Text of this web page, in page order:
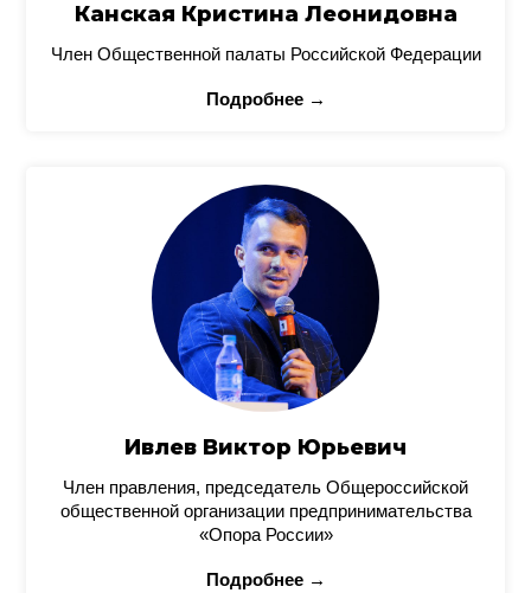
Канская Кристина Леонидовна
Член Общественной палаты Российской Федерации
Подробнее →
Ивлев Виктор Юрьевич
Член правления, председатель Общероссийской
общественной организации предпринимательства
«Опора России»
Подробнее →